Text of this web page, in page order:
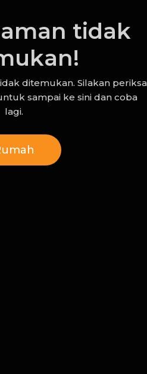
tidak
ditemukan. Silakan periksa
sampai ke sini dan coba
lagi.